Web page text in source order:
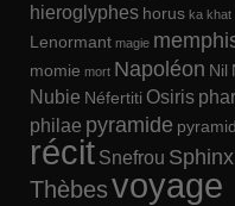
hieroglyphes horus ka khat
Lenormant magie
momie mort Napoléon Nil
Nubie Néfertiti Osiris
philae pyramide
récit Snefrou Sphinx
Thèbesvoyage